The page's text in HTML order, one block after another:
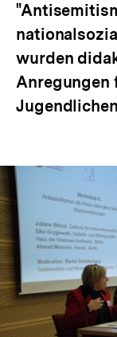
wurden
Anregungen